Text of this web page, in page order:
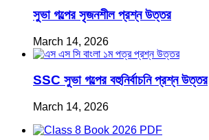
সুভা গল্পের সৃজনশীল প্রশ্ন উত্তর
March 14, 2026
SSC সুভা গল্পের বহুনির্বাচনি প্রশ্ন উত্তর
March 14, 2026